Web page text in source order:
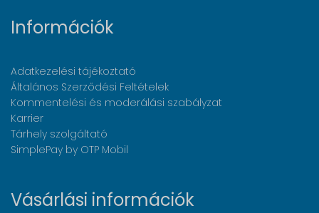
Információk
Adatkezelési tájékoztató
Általános Szerződési Feltételek
Kommentelési és moderálási szabályzat
Karrier
Tárhely szolgáltató
SimplePay by OTP Mobil
Vásárlási információk